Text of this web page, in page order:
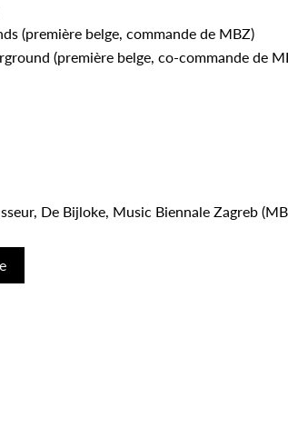
(première belge, commande de MBZ)
(première belge, co-commande de
De Bijloke, Music Biennale Zagreb